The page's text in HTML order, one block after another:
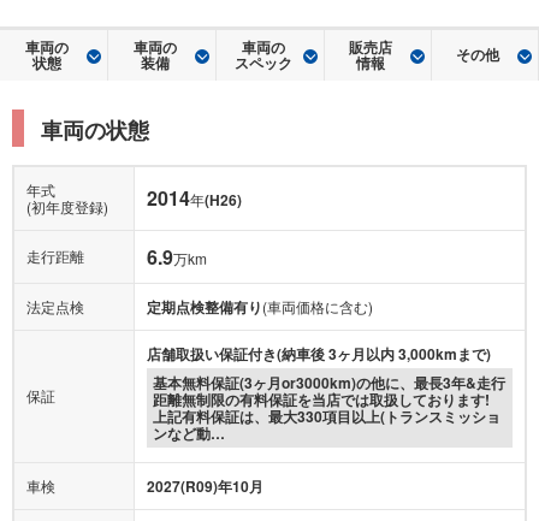
車両の
状態
車両の
装備
車両の
スペック
販売店
情報 その他
車両の状態
年式
(初年度登録)
2014年(H26)
走行距離 6.9万km
法定点検 定期点検整備有り(車両価格に含む)
保証
店舗取扱い保証付き(納車後 3ヶ月以内 3,000kmまで)
基本無料保証(3ヶ月or3000km)の他に、最長3年&走行
距離無制限の有料保証を当店では取扱しております!
上記有料保証は、最大330項目以上(トランスミッショ
ンなど動…
車検 2027(R09)年10月